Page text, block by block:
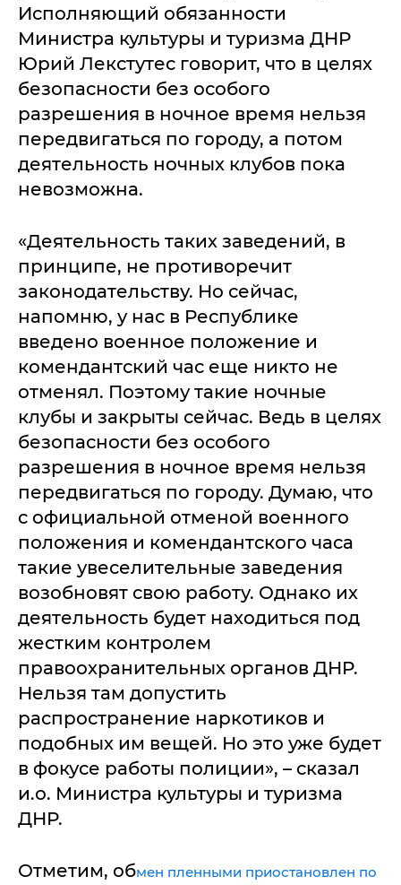
Исполняющий обязанности
Министра культуры и туризма ДНР
Юрий Лекстутес говорит, что в целях
безопасности без особого
разрешения в ночное время нельзя
передвигаться по городу, а потом
деятельность ночных клубов пока
невозможна.
«Деятельность таких заведений, в
принципе, не противоречит
законодательству. Но сейчас,
напомню, у нас в Республике
введено военное положение и
комендантский час еще никто не
отменял. Поэтому такие ночные
клубы и закрыты сейчас. Ведь в целях
безопасности без особого
разрешения в ночное время нельзя
передвигаться по городу. Думаю, что
с официальной отменой военного
положения и комендантского часа
такие увеселительные заведения
возобновят свою работу. Однако их
деятельность будет находиться под
жестким контролем
правоохранительных органов ДНР.
Нельзя там допустить
распространение наркотиков и
подобных им вещей. Но это уже будет
в фокусе работы полиции», – сказал
и.о. Министра культуры и туризма
ДНР.
Отметим, обмен пленными приостановлен по